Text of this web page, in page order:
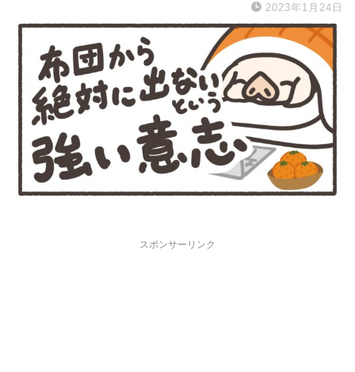
2023年1月24日
スポンサーリンク